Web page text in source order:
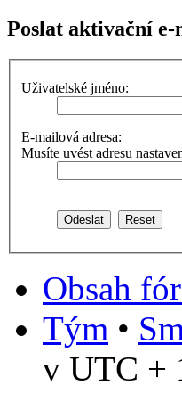
Poslat aktivační e-
Uživatelské jméno:
E-mailová adresa:
Musíte uvést adresu
Obsah
Tým •
v UTC +